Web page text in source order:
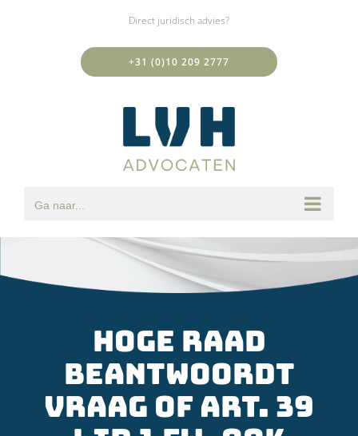
Direct juridisch advies?
+31 (0)10 209 2777
Ga naar...
Hoge Raad
beantwoordt
vraag of art. 39